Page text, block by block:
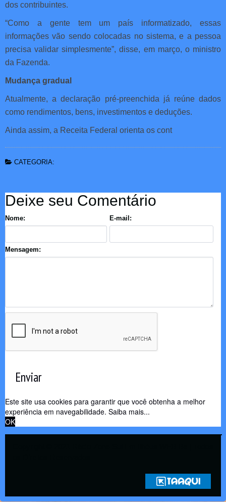
dos contribuintes.
“Como a gente tem um país informatizado, essas
informações vão sendo colocadas no sistema, e a pessoa
precisa validar simplesmente”, disse, em março, o ministro
da Fazenda.
Mudança gradual
Atualmente, a declaração pré-preenchida já reúne dados
como rendimentos, bens, investimentos e deduções.
Ainda assim, a Receita Federal orienta os cont
CATEGORIA:
Deixe seu Comentário
Nome: E-mail:
Mensagem:
Enviar
Este site usa cookies para garantir que você obtenha a melhor
experiência em navegabilidade. Saiba mais...
OK